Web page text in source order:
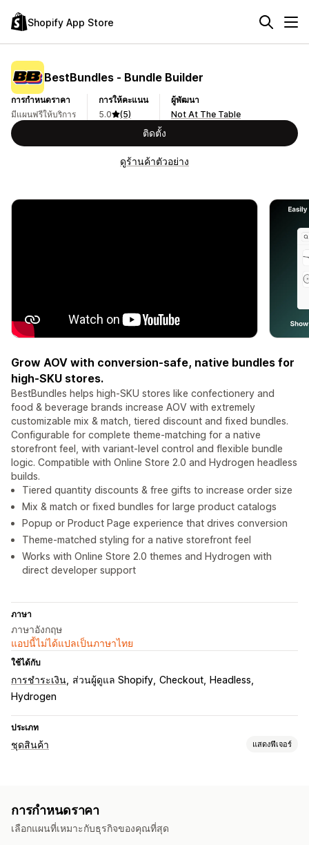
Shopify App Store
BestBundles ‑ Bundle Builder
การกำหนดราคา
มีแผนฟรีให้บริการ
การให้คะแนน
5.0
(5)
ผู้พัฒนา
Not At The Table
ติดตั้ง
ดูร้านค้าตัวอย่าง
Grow AOV with conversion-safe, native bundles for
high-SKU stores.
BestBundles helps high-SKU stores like confectionery and
food & beverage brands increase AOV with extremely
customizable mix & match, tiered discount and fixed bundles.
Configurable for complete theme-matching for a native
storefront feel, with variant-level control and flexible bundle
logic. Compatible with Online Store 2.0 and Hydrogen headless
builds.
Tiered quantity discounts & free gifts to increase order size
Mix & match or fixed bundles for large product catalogs
Popup or Product Page experience that drives conversion
Theme-matched styling for a native storefront feel
Works with Online Store 2.0 themes and Hydrogen with
direct developer support
ภาษา
ภาษาอังกฤษ
แอปนี้ไม่ได้แปลเป็นภาษาไทย
ใช้ได้กับ
การชำระเงิน ส่วนผู้ดูแล Shopify Checkout
Headless
Hydrogen
ประเภท
ชุดสินค้า แสดงฟีเจอร์
ชุดที่กำหนดเอง
การกำหนดราคาที่ตั้งได้
การกำหนดราคา
เลือกแผนที่เหมาะกับธุรกิจของคุณที่สุด